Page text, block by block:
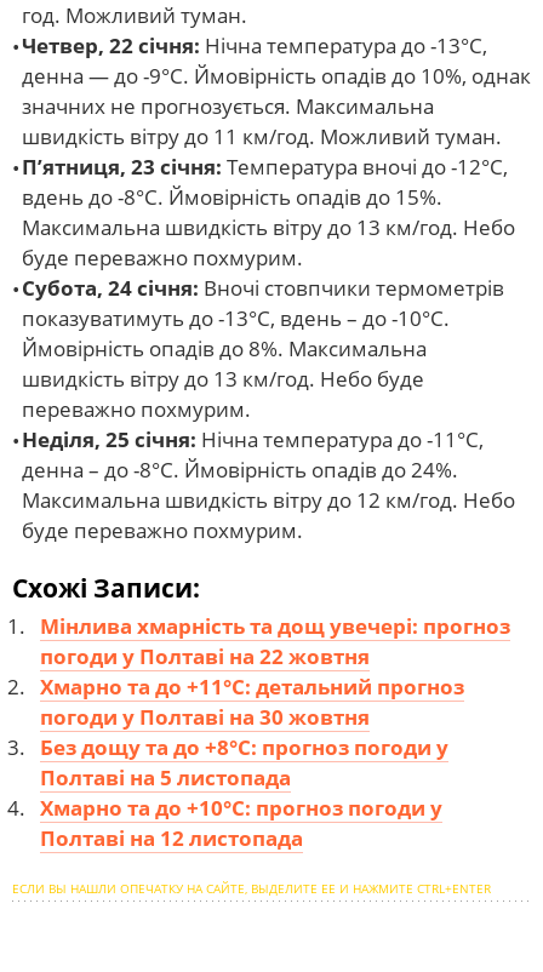
год. Можливий туман.
Четвер, 22 січня: Нічна температура до -13°С,
денна — до -9°С. Ймовірність опадів до 10%, однак
значних не прогнозується. Максимальна
швидкість вітру до 11 км/год. Можливий туман.
П’ятниця, 23 січня: Температура вночі до -12°С,
вдень до -8°С. Ймовірність опадів до 15%.
Максимальна швидкість вітру до 13 км/год. Небо
буде переважно похмурим.
Субота, 24 січня: Вночі стовпчики термометрів
показуватимуть до -13°С, вдень – до -10°С.
Ймовірність опадів до 8%. Максимальна
швидкість вітру до 13 км/год. Небо буде
переважно похмурим.
Неділя, 25 січня: Нічна температура до -11°С,
денна – до -8°С. Ймовірність опадів до 24%.
Максимальна швидкість вітру до 12 км/год. Небо
буде переважно похмурим.
Схожі Записи:
Мінлива хмарність та дощ увечері: прогноз
погоди у Полтаві на 22 жовтня
Хмарно та до +11°С: детальний прогноз
погоди у Полтаві на 30 жовтня
Без дощу та до +8°С: прогноз погоди у
Полтаві на 5 листопада
Хмарно та до +10°С: прогноз погоди у
Полтаві на 12 листопада
ЕСЛИ ВЫ НАШЛИ ОПЕЧАТКУ НА САЙТЕ, ВЫДЕЛИТЕ ЕЕ И НАЖМИТЕ CTRL+ENTER